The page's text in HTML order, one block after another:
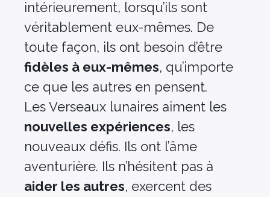
intérieurement, lorsqu’ils sont
véritablement eux-mêmes. De
toute façon, ils ont besoin d’être
fidèles à eux-mêmes, qu’importe
ce que les autres en pensent.
Les Verseaux lunaires aiment les
nouvelles expériences, les
nouveaux défis. Ils ont l’âme
aventurière. Ils n’hésitent pas à
aider les autres, exercent des